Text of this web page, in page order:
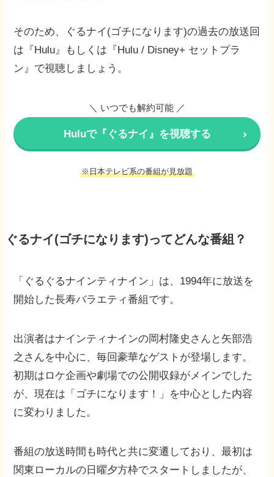
そのため、ぐるナイ(ゴチになります)の過去の放送回
は『Hulu』もしくは『Hulu / Disney+ セットプラ
ン』で視聴しましょう。
＼ いつでも解約可能 ／
Huluで『ぐるナイ』を視聴する
※日本テレビ系の番組が見放題
ぐるナイ(ゴチになります)ってどんな番組？
「ぐるぐるナインティナイン」は、1994年に放送を
開始した長寿バラエティ番組です。
出演者はナインティナインの岡村隆史さんと矢部浩
之さんを中心に、毎回豪華なゲストが登場します。
初期はロケ企画や劇場での公開収録がメインでした
が、現在は「ゴチになります！」を中心とした内容
に変わりました。
番組の放送時間も時代と共に変遷しており、最初は
関東ローカルの日曜夕方枠でスタートしましたが、